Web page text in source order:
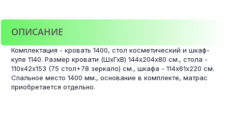
ОПИСАНИЕ
Комплектация - кровать 1400, стол косметический и шкаф-
купе 1140. Размер кровати (ШхГхВ) 144х204х80 см., стола -
110х42х153 (75 стол+78 зеркало) см., шкафа - 114х61х220 см.
Спальное место 1400 мм., основание в комплекте, матрас
приобретается отдельно.